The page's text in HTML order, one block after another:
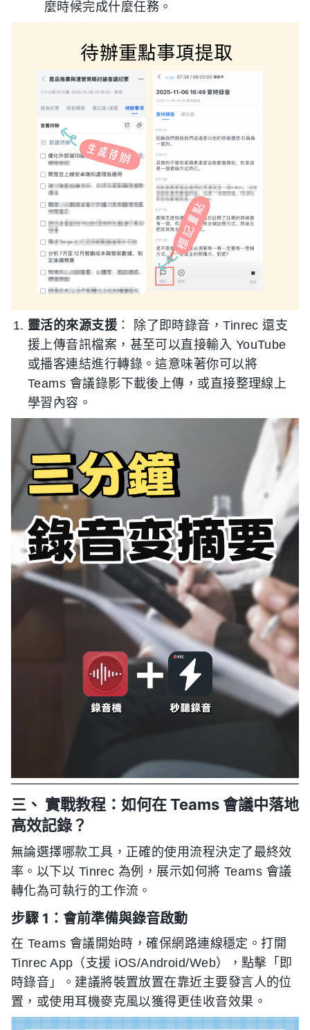
麼時候完成什麼任務。
靈活的來源支援 ： 除了即時錄音，Tinrec 還支
援上傳音訊檔案，甚至可以直接輸入 YouTube
或播客連結進行轉錄。這意味著你可以將
Teams 會議錄影下載後上傳，或直接整理線上
學習內容。
三、 實戰教程：如何在 Teams 會議中落地
高效記錄？
無論選擇哪款工具，正確的使用流程決定了最終效
率。以下以 Tinrec 為例，展示如何將 Teams 會議
轉化為可執行的工作流。
步驟 1：會前準備與錄音啟動
在 Teams 會議開始時，確保網路連線穩定。打開
Tinrec App（支援 iOS/Android/Web），點擊「即
時錄音」。建議將裝置放置在靠近主要發言人的位
置，或使用耳機麥克風以獲得更佳收音效果。